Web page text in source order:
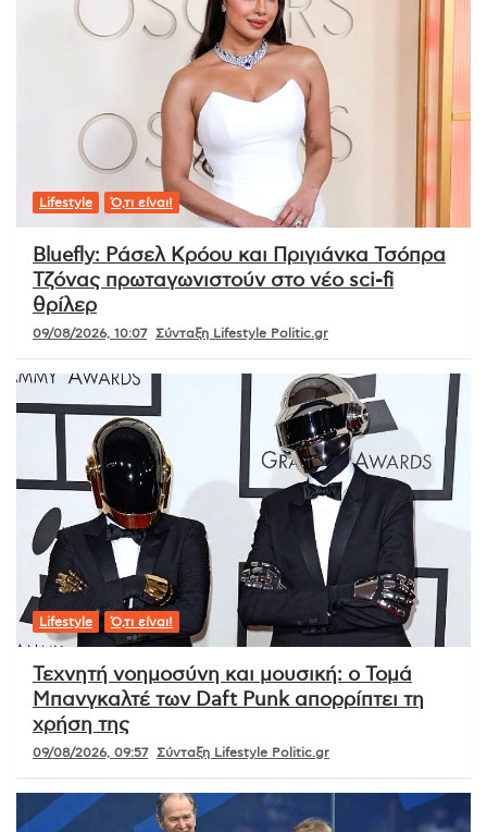
Lifestyle Ό,τι είναι!
Bluefly: Ράσελ Κρόου και Πριγιάνκα Τσόπρα
Τζόνας πρωταγωνιστούν στο νέο sci-fi
θρίλερ
09/08/2026, 10:07 Σύνταξη Lifestyle Politic.gr
Lifestyle Ό,τι είναι!
Τεχνητή νοημοσύνη και μουσική: ο Τομά
Μπανγκαλτέ των Daft Punk απορρίπτει τη
χρήση της
09/08/2026, 09:57 Σύνταξη Lifestyle Politic.gr